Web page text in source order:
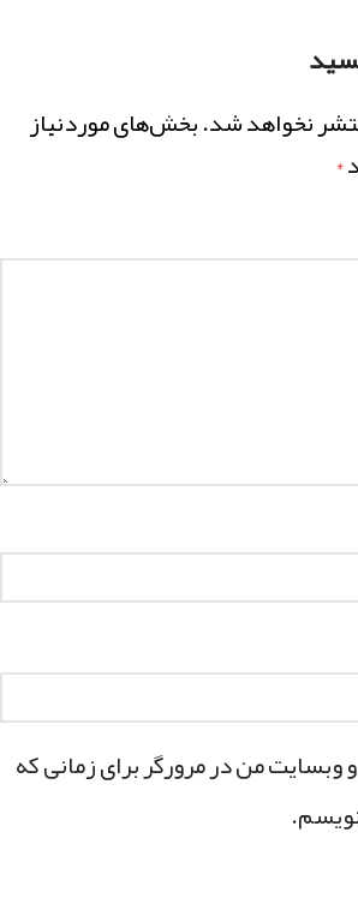
نخواهد شد.بخش‌های موردنیاز
*
وبسایت من در مرورگر برای زمانی که